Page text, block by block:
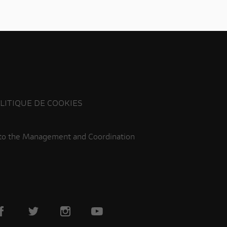
DE COOKIES
the Management and Coordination